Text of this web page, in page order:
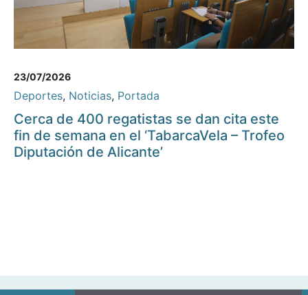
23/07/2026
Deportes, Noticias, Portada
Cerca de 400 regatistas se dan cita este
fin de semana en el ‘TabarcaVela – Trofeo
Diputación de Alicante’